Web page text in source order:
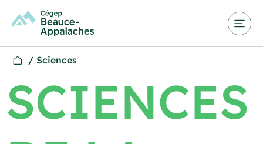
/ Sciences
SCIENCES